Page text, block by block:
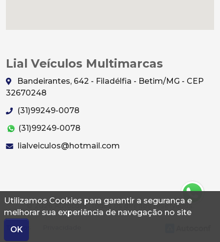
Utilizamos Cookies para garantir a segurança e
melhorar sua experiência de navegação no site
OK
Lial Veículos Multimarcas
Bandeirantes, 642 - Filadélfia - Betim/MG - CEP
32670248
(31)99249-0078
(31)99249-0078
lialveiculos@hotmail.com
© 2026 Autoconf. Todos os direitos reservados.
Termos